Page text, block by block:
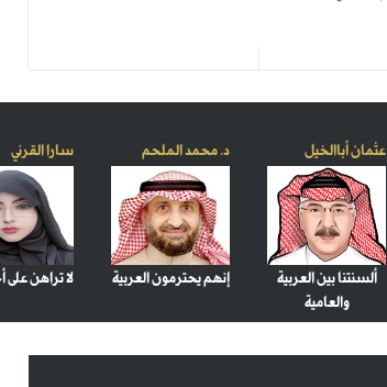
عثمان أباالخيل
ألسنتنا بين العربية
والعامية
د. محمد الملحم
إنهم يحترمون العربية
سارا القرني
لا تراهن على